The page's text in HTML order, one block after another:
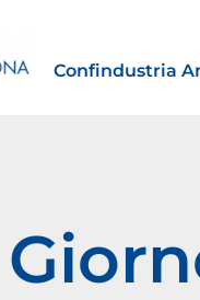
Confindustria